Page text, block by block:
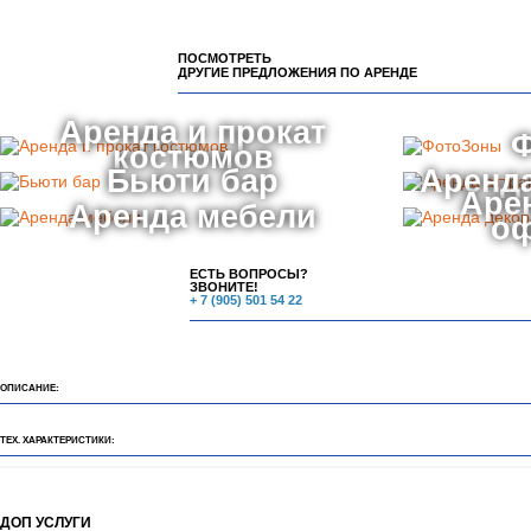
ПОСМОТРЕТЬ
ДРУГИЕ ПРЕДЛОЖЕНИЯ ПО АРЕНДЕ
Аренда и прокат
костюмов
Бьюти бар
Аренда мебели
ЕСТЬ ВОПРОСЫ?
ЗВОНИТЕ!
+ 7 (905) 501 54 22
ОПИСАНИЕ:
ТЕХ. ХАРАКТЕРИСТИКИ:
ДОП УСЛУГИ